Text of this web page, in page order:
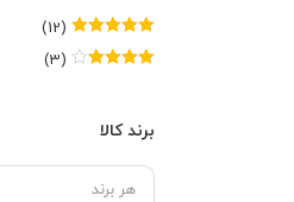
امتیاز 5 از 5
(12)
(3)
برند کالا
هر برند